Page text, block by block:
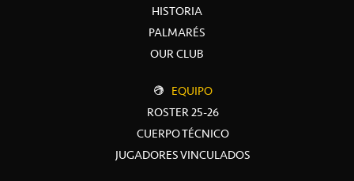
HISTORIA
PALMARÉS
OUR CLUB
EQUIPO
ROSTER 25-26
CUERPO TÉCNICO
JUGADORES VINCULADOS